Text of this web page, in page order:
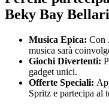
Beky Bay
Musica Epica: Con
musica sarà
Giochi Divertenti:
gadget unici.
Offerte Speciali:
Spritz e partecipa al